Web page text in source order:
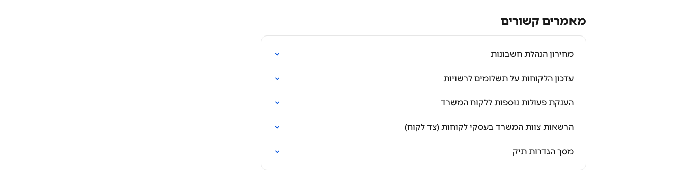
מאמרים קשורים
מחירון הנהלת חשבונות
עדכון הלקוחות על תשלומים לרשויות
הענקת פעולות נוספות ללקוח המשרד
הרשאות צוות המשרד בעסקי לקוחות (צד לקוח)
מסך הגדרות תיק